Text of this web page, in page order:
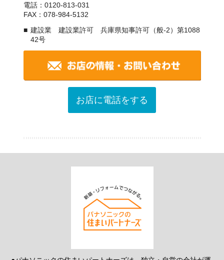
電話：0120-813-031
FAX：078-984-5132
建設業 建設業許可 兵庫県知事許可（般-2）第1088
42号
お店に電話をする